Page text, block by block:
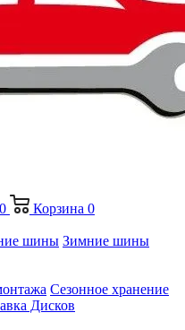
0 Корзина 0
шины Зимние шины
Сезонное хранение
Дисков